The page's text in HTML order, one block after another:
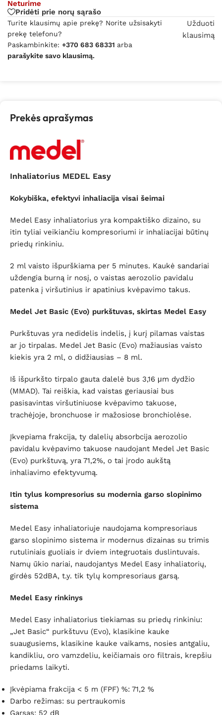
Neturime
Pridėti prie norų sąrašo
Turite klausimų apie prekę? Norite užsisakyti
prekę telefonu?
Paskambinkite: +370 683 68331 arba
parašykite savo klausimą.
Užduoti
klausimą
Prekės aprašymas
Inhaliatorius MEDEL Easy
Kokybiška, efektyvi inhaliacija visai šeimai
Medel Easy inhaliatorius yra kompaktiško dizaino, su
itin tyliai veikiančiu kompresoriumi ir inhaliacijai būtinų
priedų rinkiniu.
2 ml vaisto išpurškiama per 5 minutes. Kaukė sandariai
uždengia burną ir nosį, o vaistas aerozolio pavidalu
patenka į viršutinius ir apatinius kvėpavimo takus.
Medel Jet Basic (Evo) purkštuvas, skirtas Medel Easy
Purkštuvas yra nedidelis indelis, į kurį pilamas vaistas
ar jo tirpalas. Medel Jet Basic (Evo) mažiausias vaisto
kiekis yra 2 ml, o didžiausias – 8 ml.
Iš išpurkšto tirpalo gauta dalelė bus 3,16 μm dydžio
(MMAD). Tai reiškia, kad vaistas geriausiai bus
pasisavintas viršutiniuose kvėpavimo takuose,
trachėjoje, bronchuose ir mažosiose bronchiolėse.
Įkvepiama frakcija, ty dalelių absorbcija aerozolio
pavidalu kvėpavimo takuose naudojant Medel Jet Basic
(Evo) purkštuvą, yra 71,2%, o tai įrodo aukštą
inhaliavimo efektyvumą.
Itin tylus kompresorius su modernia garso slopinimo
sistema
Medel Easy inhaliatoriuje naudojama kompresoriaus
garso slopinimo sistema ir modernus dizainas su trimis
rutuliniais guoliais ir dviem integruotais duslintuvais.
Namų ūkio nariai, naudojantys Medel Easy inhaliatorių,
girdės 52dBA, t.y. tik tylų kompresoriaus garsą.
Medel Easy rinkinys
Medel Easy inhaliatorius tiekiamas su priedų rinkiniu:
„Jet Basic“ purkštuvu (Evo), klasikine kauke
suaugusiems, klasikine kauke vaikams, nosies antgaliu,
kandikliu, oro vamzdeliu, keičiamais oro filtrais, krepšiu
priedams laikyti.
Įkvėpiama frakcija < 5 m (FPF) %: 71,2 %
Darbo režimas: su pertraukomis
Garsas: 52 dB